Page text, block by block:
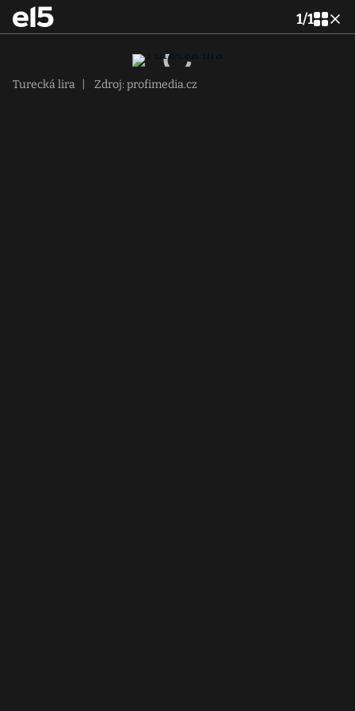
1/1
Turecká lira Zdroj: profimedia.cz